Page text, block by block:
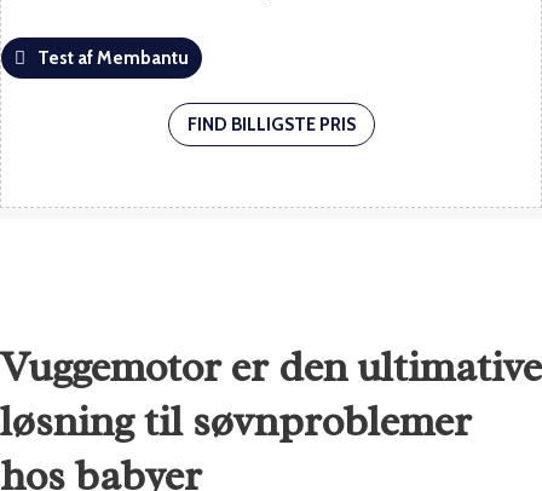
Test af Membantu
FIND BILLIGSTE PRIS
Vuggemotor er den ultimative
løsning til søvnproblemer
hos babyer